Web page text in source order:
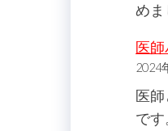
めま
医
2024
医
で